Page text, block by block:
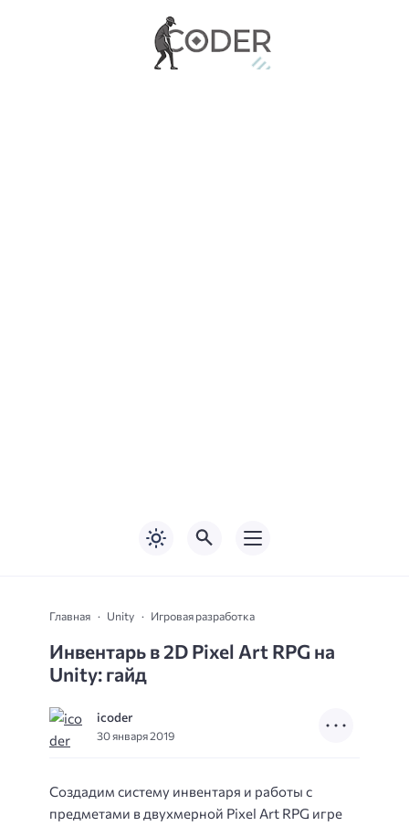
Главная Unity Игровая разработка
Инвентарь в 2D Pixel Art RPG на
Unity: гайд
icoder
30 января 2019
Создадим систему инвентаря и работы с
предметами в двухмерной Pixel Art RPG игре